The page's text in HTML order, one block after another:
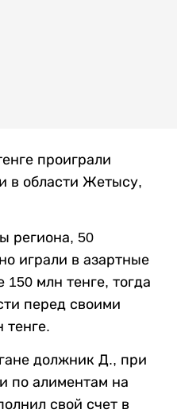
проиграли
в области Жетысу,
региона, 50
играли в азартные
150 млн тенге, тогда
перед своими
тенге.
должник Д., при
по алиментам на
свой счет в